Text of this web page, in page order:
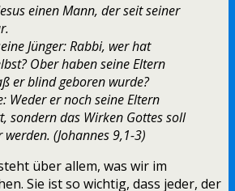
einen Mann, der seit seiner
Jünger: Rabbi, wer hat
Ober haben seine Eltern
er blind geboren wurde?
Weder er noch seine Eltern
sondern das Wirken Gottes soll
(Johannes 9,1-3)
über allem, was wir im
Sie ist so wichtig, dass jeder, der